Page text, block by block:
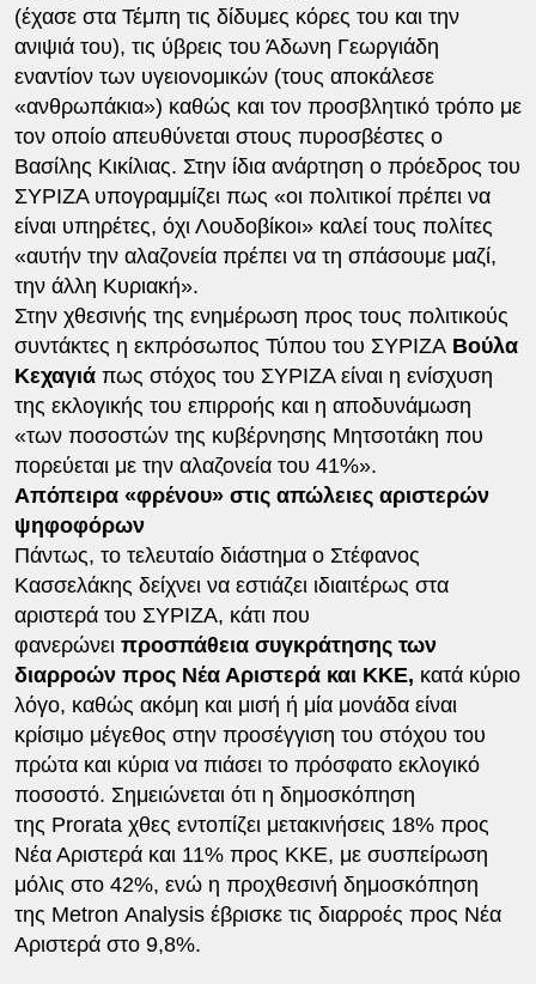
(έχασε στα Τέμπη τις δίδυμες κόρες του και την
ανιψιά του), τις ύβρεις του Άδωνη Γεωργιάδη
εναντίον των υγειονομικών (τους αποκάλεσε
«ανθρωπάκια») καθώς και τον προσβλητικό τρόπο με
τον οποίο απευθύνεται στους πυροσβέστες ο
Βασίλης Κικίλιας. Στην ίδια ανάρτηση ο πρόεδρος του
ΣΥΡΙΖΑ υπογραμμίζει πως «οι πολιτικοί πρέπει να
είναι υπηρέτες, όχι Λουδοβίκοι» καλεί τους πολίτες
«αυτήν την αλαζονεία πρέπει να τη σπάσουμε μαζί,
την άλλη Κυριακή».
Στην χθεσινής της ενημέρωση προς τους πολιτικούς
συντάκτες η εκπρόσωπος Τύπου του ΣΥΡΙΖΑ Βούλα
Κεχαγιάπως στόχος του ΣΥΡΙΖΑ είναι η ενίσχυση
της εκλογικής του επιρροής και η αποδυνάμωση
«των ποσοστών της κυβέρνησης Μητσοτάκη που
πορεύεται με την αλαζονεία του 41%».
Απόπειρα «φρένου» στις απώλειες αριστερών
ψηφοφόρων
Πάντως, το τελευταίο διάστημα ο Στέφανος
Κασσελάκης δείχνει να εστιάζει ιδιαιτέρως στα
αριστερά του ΣΥΡΙΖΑ, κάτι που
φανερώνει προσπάθεια συγκράτησης των
διαρροών προς Νέα Αριστερά και ΚΚΕ, κατά κύριο
λόγο, καθώς ακόμη και μισή ή μία μονάδα είναι
κρίσιμο μέγεθος στην προσέγγιση του στόχου του
πρώτα και κύρια να πιάσει το πρόσφατο εκλογικό
ποσοστό. Σημειώνεται ότι η δημοσκόπηση
της Prorata χθες εντοπίζει μετακινήσεις 18% προς
Νέα Αριστερά και 11% προς ΚΚΕ, με συσπείρωση
μόλις στο 42%, ενώ η προχθεσινή δημοσκόπηση
της Metron Analysis έβρισκε τις διαρροές προς Νέα
Αριστερά στο 9,8%.